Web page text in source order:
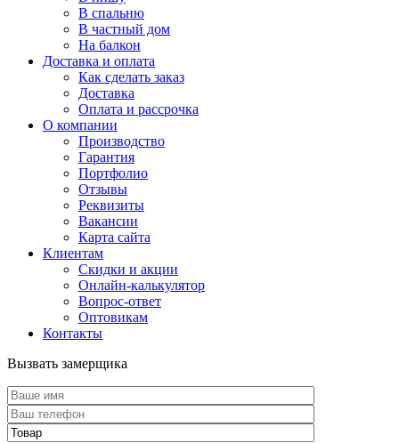
В спальню
В частный дом
На балкон
Доставка и оплата
Как сделать заказ
Доставка
Оплата и рассрочка
О компании
Производство
Гарантия
Портфолио
Отзывы
Реквизиты
Вакансии
Карта сайта
Клиентам
Скидки и акции
Онлайн-калькулятор
Вопрос-ответ
Оптовикам
Контакты
Вызвать замерщика